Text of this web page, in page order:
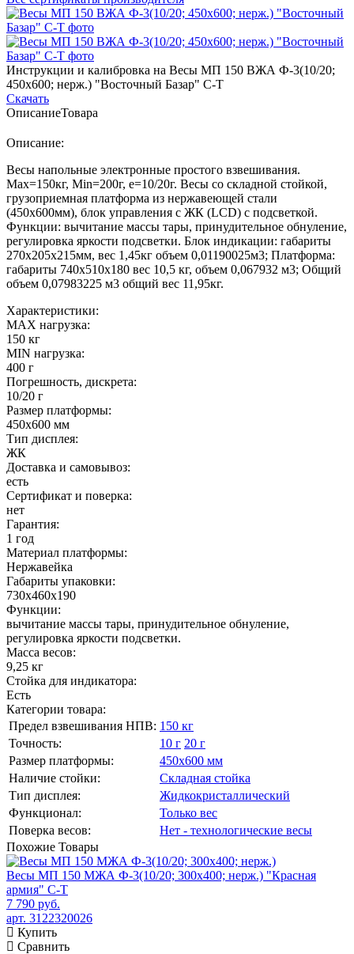
Инструкции и калибровка на Весы МП 150 ВЖА Ф-3(10/20;
450х600; нерж.) "Восточный Базар" С-Т
Скачать
ОписаниеТовара
Описание:
Весы напольные электронные простого взвешивания.
Max=150кг, Min=200г, e=10/20г. Весы со складной стойкой,
грузоприемная платформа из нержавеющей стали
(450х600мм), блок управления с ЖК (LCD) с подсветкой.
Функции: вычитание массы тары, принудительное обнуление,
регулировка яркости подсветки. Блок индикации: габариты
270х205х215мм, вес 1,45кг объем 0,01190025м3; Платформа:
габариты 740х510х180 вес 10,5 кг, объем 0,067932 м3; Общий
объем 0,07983225 м3 общий вес 11,95кг.
Характеристики:
MAX нагрузка:
150 кг
MIN нагрузка:
400 г
Погрешность, дискрета:
10/20 г
Размер платформы:
450х600 мм
Тип дисплея:
ЖК
Доставка и самовывоз:
есть
Сертификат и поверка:
нет
Гарантия:
1 год
Материал платформы:
Нержавейка
Габариты упаковки:
730х460х190
Функции:
вычитание массы тары, принудительное обнуление,
регулировка яркости подсветки.
Масса весов:
9,25 кг
Стойка для индикатора:
Есть
Категории товара:
Предел взвешивания НПВ: 150 кг
Точность:
10 г 20 г
Размер платформы:
450х600 мм
Наличие стойки:
Складная стойка
Тип дисплея:
Жидкокристаллический
Функционал:
Только вес
Поверка весов:
Нет - технологические весы
Похожие Товары
Весы МП 150 МЖА Ф-3(10/20; 300х400; нерж.) "Красная
армия" C-Т
7 790 руб.
арт. 3122320026
Купить
Сравнить